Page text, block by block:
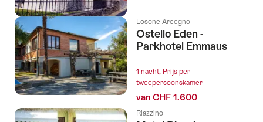
Losone-Arcegno
Ostello Eden -
Parkhotel Emmaus
1 nacht, Prijs per
tweepersoonskamer
van CHF 1.600
Riazzino